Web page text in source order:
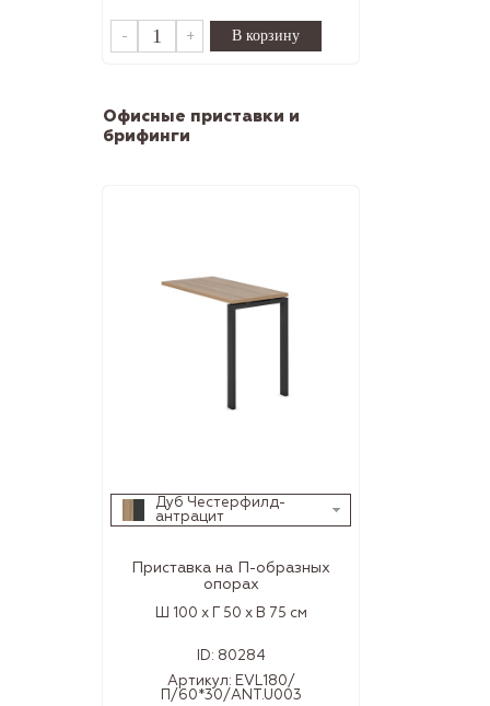
- +
Офисные приставки и
брифинги
Дуб Честерфилд-
антрацит
Приставка на П-образных
опорах
Ш 100 x Г 50 x В 75 см
ID: 80284
Артикул: EVL180/
П/60*30/ANT.U003